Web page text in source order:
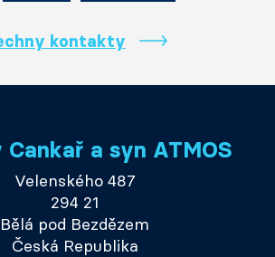
kontakty
Cankař a syn ATMOS
Velenského 487
294 21
Bělá pod Bezdězem
Česká Republika